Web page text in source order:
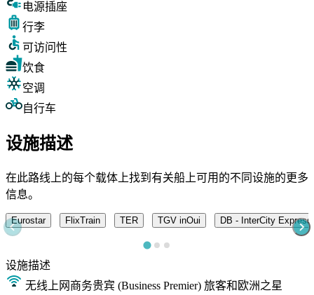
电源插座
行李
可访问性
饮食
空调
自行车
设施描述
在此路线上的每个载体上找到有关船上可用的不同设施的更多
信息。
Eurostar FlixTrain TER TGV inOui DB - InterCity Express
设施描述
无线上网 商务贵宾 (Business Premier) 旅客和欧洲之星